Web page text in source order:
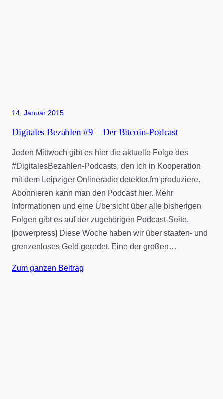
14. Januar 2015
Digitales Bezahlen #9 – Der Bitcoin-Podcast
Jeden Mittwoch gibt es hier die aktuelle Folge des
#DigitalesBezahlen-Podcasts, den ich in Kooperation
mit dem Leipziger Onlineradio detektor.fm produziere.
Abonnieren kann man den Podcast hier. Mehr
Informationen und eine Übersicht über alle bisherigen
Folgen gibt es auf der zugehörigen Podcast-Seite.
[powerpress] Diese Woche haben wir über staaten- und
grenzenloses Geld geredet. Eine der großen…
Zum ganzen Beitrag